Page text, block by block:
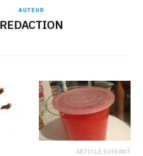
AUTEUR
REDACTION
ARTICLE SUIVANT